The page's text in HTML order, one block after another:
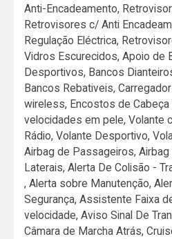
Anti-Encadeamento,
Retrovisores c/ Anti
Regulação Eléctrica,
Vidros Escurecidos, Apoio de
Desportivos, Bancos
Bancos Rebativeis,
wireless, Encostos de
velocidades em pele, Volante
Rádio, Volante Desportivo,
Airbag de Passageiros,
Laterais, Alerta De Colisão -
, Alerta sobre Manutenção,
Segurança, Assistente Faixa
velocidade, Aviso Sinal De
Câmara de Marcha Atrás,